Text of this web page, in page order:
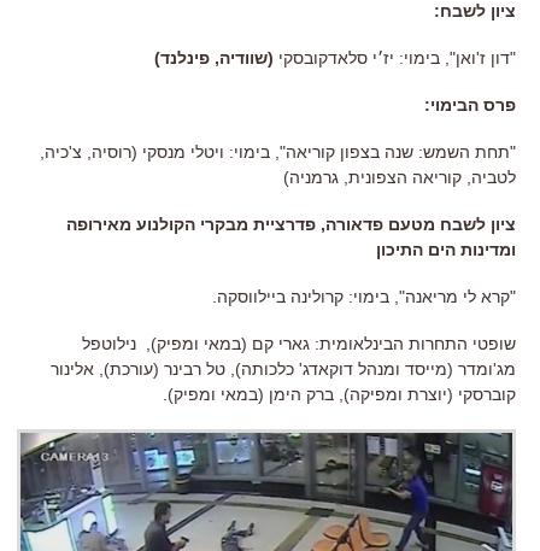
ציון לשבח:
"דון ז'ואן", בימוי: יז׳י סלאדקובסקי (שוודיה, פינלנד)
פרס הבימוי:
"תחת השמש: שנה בצפון קוריאה", בימוי: ויטלי מנסקי (רוסיה, צ'כיה,
לטביה, קוריאה הצפונית, גרמניה)
ציון לשבח מטעם פדאורה, פדרציית מבקרי הקולנוע מאירופה
ומדינות הים התיכון
"קרא לי מריאנה", בימוי: קרולינה ביילווסקה.
שופטי התחרות הבינלאומית: גארי קם (במאי ומפיק), נילוטפל
מג'ומדר (מייסד ומנהל דוקאדג' כלכותה), טל רבינר (עורכת), אלינור
קוברסקי (יוצרת ומפיקה), ברק הימן (במאי ומפיק).